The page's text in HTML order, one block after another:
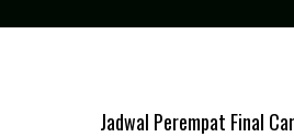
Jadwal Perempat Final